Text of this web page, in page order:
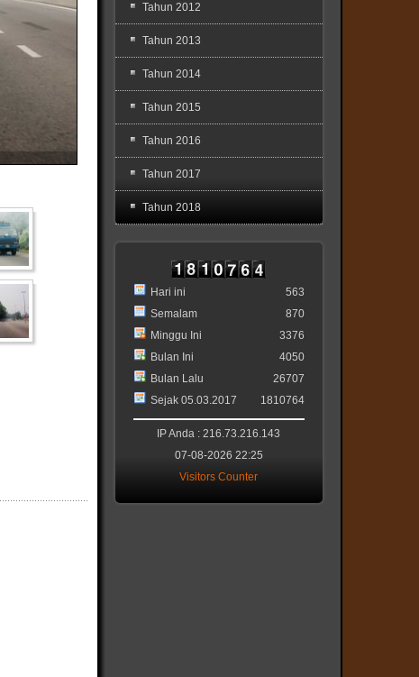
Tahun 2012
Tahun 2013
Tahun 2014
Tahun 2015
Tahun 2016
Tahun 2017
Tahun 2018
Hari ini
Semalam
Minggu Ini
Bulan Ini
Bulan Lalu
Sejak 05.03.2017
563
870
3376
4050
26707
1810764
IP Anda : 216.73.216.143
07-08-2026 22:25
Visitors Counter